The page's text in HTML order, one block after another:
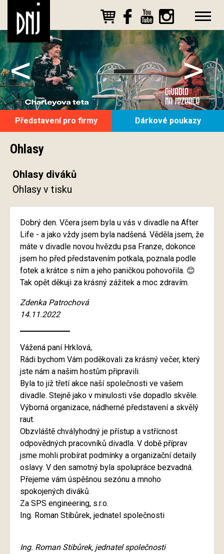
< >
Představení pro firmy Dárkové poukazy
Ohlasy
Ohlasy diváků
Ohlasy v tisku
Dobrý den. Včera jsem byla u vás v divadle na After
Life - a jako vždy jsem byla nadšená. Věděla jsem, že
máte v divadle novou hvězdu psa Franze, dokonce
jsem ho před představením potkala, poznala podle
fotek a krátce s ním a jeho paničkou pohovořila. 😊
Tak opět děkuji za krásný zážitek a moc zdravím.
Zdenka Patrochová
14.11.2022
Vážená paní Hrklová,
Rádi bychom Vám poděkovali za krásný večer, který
jste nám a našim hostům připravili.
Byla to již třetí akce naší společnosti ve vašem
divadle. Stejně jako v minulosti vše dopadlo skvěle.
Výborná organizace, nádherné představení a skvělý
raut.
Obzvláště chvályhodný je přístup a vstřícnost
odpovědných pracovníků divadla. V době příprav
jsme mohli probírat podmínky a organizační detaily
oslavy. V den samotný byla spolupráce bezvadná.
Přejeme vám úspěšnou sezónu a mnoho
spokojených diváků.
Za SPS engineering, s.r.o.
Ing. Roman Stibůrek, jednatel společnosti
Ing. Roman Stibůrek, jednatel společnosti